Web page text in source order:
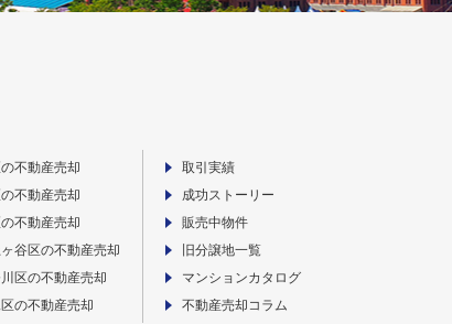
不動産売却
不動産売却
不動産売却
谷区の不動産売却
区の不動産売却
の不動産売却
取引実績
成功ストーリー
販売中物件
旧分譲地一覧
マンションカタログ
不動産売却コラム